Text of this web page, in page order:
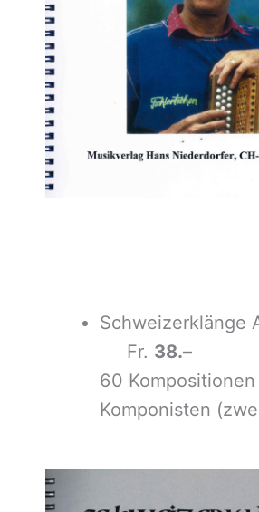
Schweizerklänge
Fr. 38.–
60
Komponisten